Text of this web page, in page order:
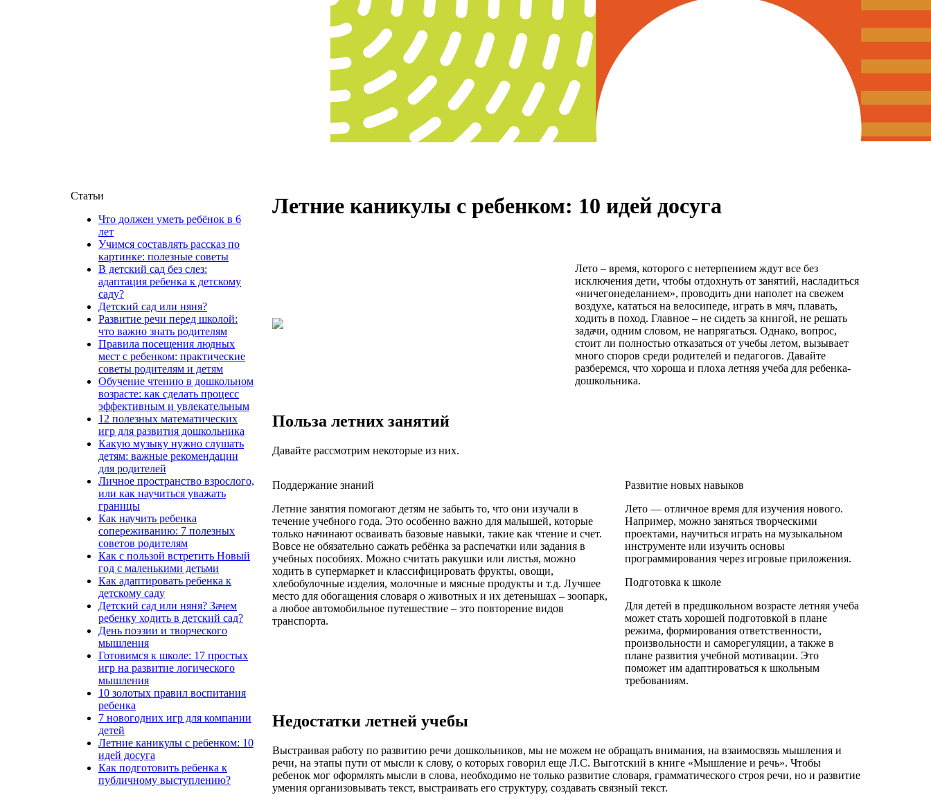
Статьи
Что должен уметь ребёнок в 6
лет
Учимся составлять рассказ по
картинке: полезные советы
В детский сад без слез:
адаптация ребенка к детскому
саду?
Детский сад или няня?
Развитие речи перед школой:
что важно знать родителям
Правила посещения людных
мест с ребенком: практические
советы родителям и детям
Обучение чтению в дошкольном
возрасте: как сделать процесс
эффективным и увлекательным
12 полезных математических
игр для развития дошкольника
Какую музыку нужно слушать
детям: важные рекомендации
для родителей
Личное пространство взрослого,
или как научиться уважать
границы
Как научить ребенка
сопереживанию: 7 полезных
советов родителям
Как с пользой встретить Новый
год с маленькими детьми
Как адаптировать ребенка к
детскому саду
Детский сад или няня? Зачем
ребенку ходить в детский сад?
День поэзии и творческого
мышления
Готовимся к школе: 17 простых
игр на развитие логического
мышления
10 золотых правил воспитания
ребенка
7 новогодних игр для компании
детей
Летние каникулы с ребенком: 10
идей досуга
Как подготовить ребенка к
публичному выступлению?
Летние каникулы с ребенком: 10 идей досуга
Лето – время, которого с нетерпением ждут все без
исключения дети, чтобы отдохнуть от занятий, насладиться
«ничегонеделанием», проводить дни наполет на свежем
воздухе, кататься на велосипеде, играть в мяч, плавать,
ходить в поход. Главное – не сидеть за книгой, не решать
задачи, одним словом, не напрягаться. Однако, вопрос,
стоит ли полностью отказаться от учебы летом, вызывает
много споров среди родителей и педагогов. Давайте
разберемся, что хороша и плоха летняя учеба для ребенка-
дошкольника.
Польза летних занятий
Давайте рассмотрим некоторые из них.
Поддержание знаний
Летние занятия помогают детям не забыть то, что они изучали в
течение учебного года. Это особенно важно для малышей, которые
только начинают осваивать базовые навыки, такие как чтение и счет.
Вовсе не обязательно сажать ребёнка за распечатки или задания в
учебных пособиях. Можно считать ракушки или листья, можно
ходить в супермаркет и классифицировать фрукты, овощи,
хлебобулочные изделия, молочные и мясные продукты и т.д. Лучшее
место для обогащения словаря о животных и их детенышах – зоопарк,
а любое автомобильное путешествие – это повторение видов
транспорта.
Развитие новых навыков
Лето — отличное время для изучения нового.
Например, можно заняться творческими
проектами, научиться играть на музыкальном
инструменте или изучить основы
программирования через игровые приложения.
Подготовка к школе
Для детей в предшкольном возрасте летняя учеба
может стать хорошей подготовкой в плане
режима, формирования ответственности,
произвольности и саморегуляции, а также в
плане развития учебной мотивации. Это
поможет им адаптироваться к школьным
требованиям.
Недостатки летней учебы
Выстраивая работу по развитию речи дошкольников, мы не можем не обращать внимания, на взаимосвязь мышления и
речи, на этапы пути от мысли к слову, о которых говорил еще Л.С. Выготский в книге «Мышление и речь». Чтобы
ребенок мог оформлять мысли в слова, необходимо не только развитие словаря, грамматического строя речи, но и развитие
умения организовывать текст, выстраивать его структуру, создавать связный текст.